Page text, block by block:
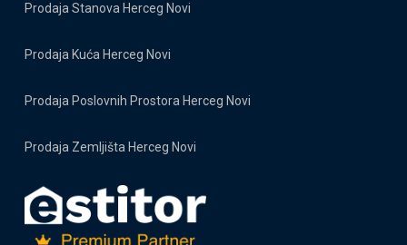
Prodaja Stanova Herceg Novi
Prodaja Kuća Herceg Novi
Prodaja Poslovnih Prostora Herceg Novi
Prodaja Zemljišta Herceg Novi